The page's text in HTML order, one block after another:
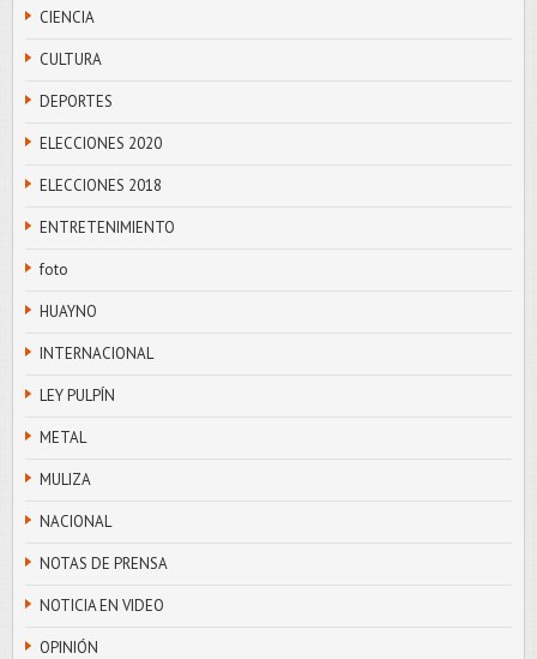
CIENCIA
CULTURA
DEPORTES
ELECCIONES 2020
ELECCIONES 2018
ENTRETENIMIENTO
foto
HUAYNO
INTERNACIONAL
LEY PULPÍN
METAL
MULIZA
NACIONAL
NOTAS DE PRENSA
NOTICIA EN VIDEO
OPINIÓN